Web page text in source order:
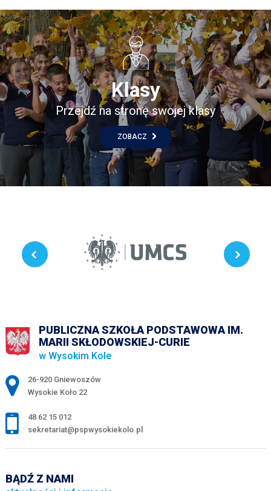
Klasy
Przejdź na stronę swojej klasy
ZOBACZ
PUBLICZNA SZKOŁA PODSTAWOWA IM.
MARII SKŁODOWSKIEJ-CURIE
w Wysokim Kole
Adres pocztowy:
26-920 Gniewoszów
Wysokie Koło 22
48 62 15 012
sekretariat@pspwysokiekolo.pl
BĄDŹ Z NAMI